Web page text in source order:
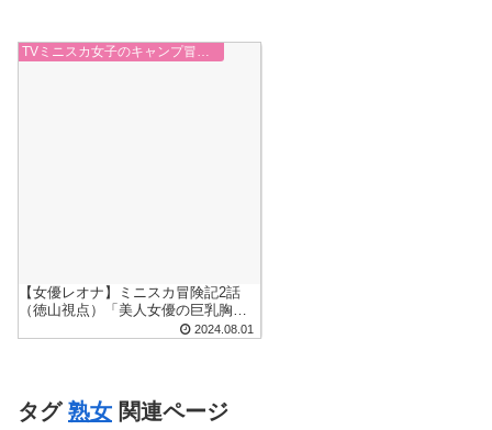
TVミニスカ女子のキャンプ冒険記
【女優レオナ】ミニスカ冒険記2話
（徳山視点）「美人女優の巨乳胸チ
2024.08.01
タグ 熟女 関連ページ